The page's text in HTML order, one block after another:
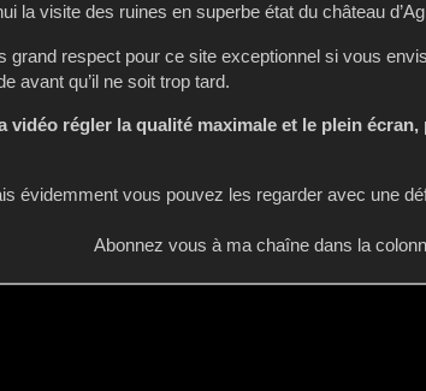
la visite des ruines en superbe état du château
grand respect pour ce site exceptionnel si vous
avant qu’il ne soit trop tard.
vidéo régler la qualité maximale et le plein
évidemment vous pouvez les regarder avec une
Abonnez vous à ma chaîne dans la